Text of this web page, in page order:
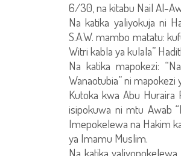
6/30, na kitabu Nail Al-
Na katika yaliyokuja ni
S.A.W. mambo matatu:
Witri kabla ya kulala”
Na katika mapokezi:
Wanaotubia” ni
Kutoka kwa Abu Huraira
isipokuwa ni mtu Awab
Imepokelewa na Hakim
ya Imamu Muslim.
Na katika